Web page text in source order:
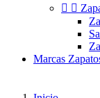
 
Marcas